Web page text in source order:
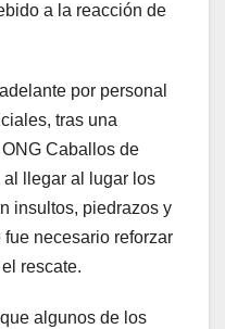
a la reacción de
por personal
tras una
Caballos de
llegar al lugar los
insultos, piedrazos y
necesario reforzar
rescate.
algunos de los